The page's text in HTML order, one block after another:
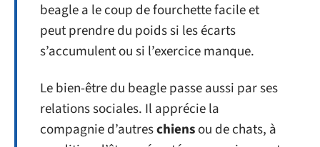
beagle a le coup de fourchette facile et
peut prendre du poids si les écarts
s’accumulent ou si l’exercice manque.
Le bien-être du beagle passe aussi par ses
relations sociales. Il apprécie la
compagnie d’autreschiensou de chats, à